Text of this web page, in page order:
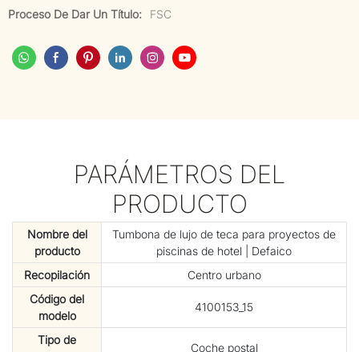
Proceso De Dar Un Título:
FSC
PARÁMETROS DEL
PRODUCTO
Nombre del
producto
Tumbona de lujo de teca para proyectos de
piscinas de hotel | Defaico
Recopilación
Centro urbano
Código del
modelo
4100153_15
Tipo de
Coche postal